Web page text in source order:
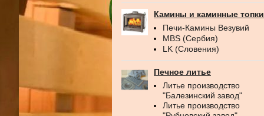
Камины и каминные топки
Печи-Камины Везувий
MBS (Сербия)
LK (Словения)
Печное литье
Литье производство
"Балезинский завод"
Литье производство